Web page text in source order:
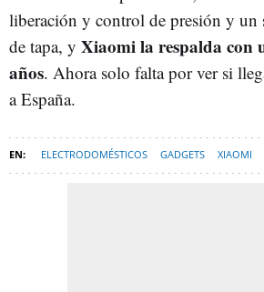
liberación y control de presión y un
de tapa, y Xiaomi la respalda con
años. Ahora solo falta por ver si
a España.
ELECTRODOMÉSTICOS GADGETS XIAOMI